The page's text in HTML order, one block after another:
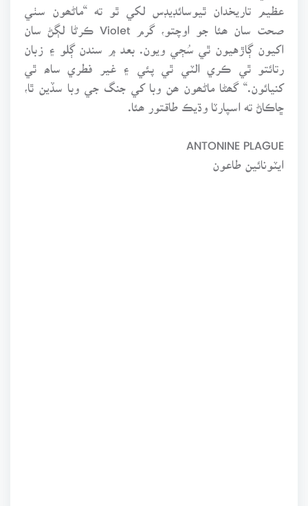
عظيم تاريخدان ٿيوسائڊيڊس لکي ٿو ته “ماڻھون سٺي
صحت سان ھئا جو اوچتو، گرم Violet ڪرڻا لڳڻ سان
اکيون ڳاڙهيون ٿي سُڄي ويون. بعد ۾ سندن ڳلو ۽ زبان
رتائتو ٿي ڪري الٽي ٿي پئي ۽ غير فطري ساھ ٿي
کنيائون.“ گھڻا ماڻھون ھن وبا کي جنگ جي وبا سڏين ٿا،
ڇاڪاڻ ته اسپارٽا وڌيڪ طاقتور ھئا.
ANTONINE PLAGUE
ايٽونائين طاعون